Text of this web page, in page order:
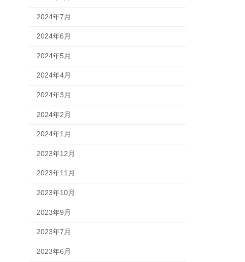
2024年7月
2024年6月
2024年5月
2024年4月
2024年3月
2024年2月
2024年1月
2023年12月
2023年11月
2023年10月
2023年9月
2023年7月
2023年6月